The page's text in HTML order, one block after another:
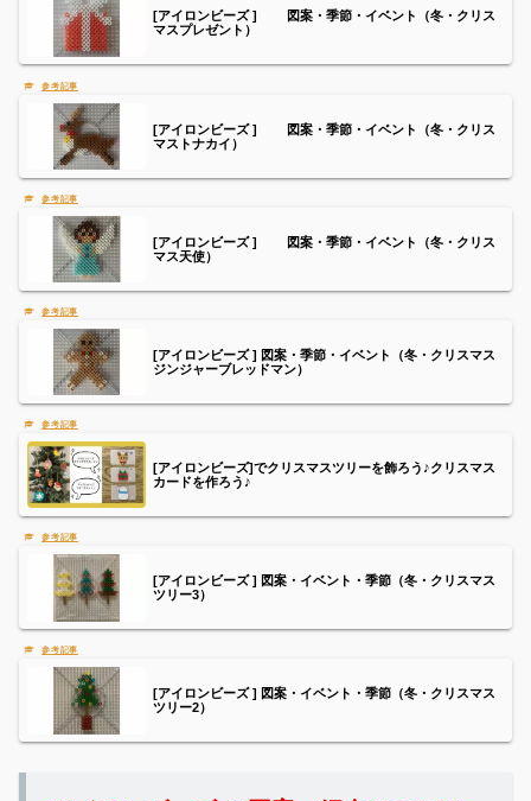
[アイロンビーズ ] 図案・季節・イベント（冬・クリス
マスプレゼント）
[アイロンビーズ ] 図案・季節・イベント（冬・クリス
マストナカイ）
[アイロンビーズ ] 図案・季節・イベント（冬・クリス
マス天使）
[アイロンビーズ ] 図案・季節・イベント（冬・クリスマス
ジンジャーブレッドマン）
[アイロンビーズ]でクリスマスツリーを飾ろう♪クリスマス
カードを作ろう♪
[アイロンビーズ ] 図案・イベント・季節（冬・クリスマス
ツリー3）
[アイロンビーズ ] 図案・イベント・季節（冬・クリスマス
ツリー2）